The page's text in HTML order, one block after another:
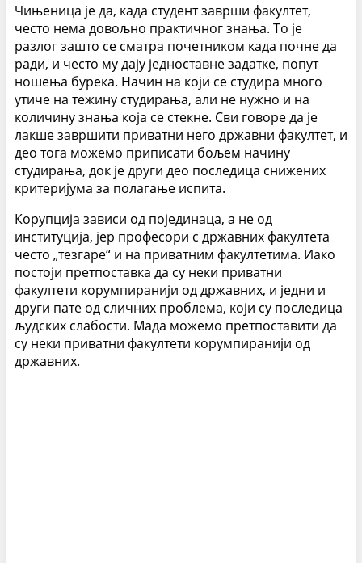
Чињеница је да, када студент заврши факултет,
често нема довољно практичног знања. То је
разлог зашто се сматра почетником када почне да
ради, и често му дају једноставне задатке, попут
ношења бурека. Начин на који се студира много
утиче на тежину студирања, али не нужно и на
количину знања која се стекне. Сви говоре да је
лакше завршити приватни него државни факултет, и
део тога можемо приписати бољем начину
студирања, док је други део последица снижених
критеријума за полагање испита.
Корупција зависи од појединаца, а не од
институција, јер професори с државних факултета
често „тезгаре“ и на приватним факултетима. Иако
постоји претпоставка да су неки приватни
факултети корумпиранији од државних, и једни и
други пате од сличних проблема, који су последица
људских слабости. Мада можемо претпоставити да
су неки приватни факултети корумпиранији од
државних.